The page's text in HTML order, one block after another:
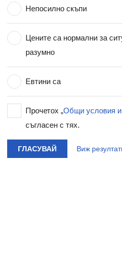
Непосилно скъпи
Цените са нормални за
разумно
Евтини са
Прочетох „Общи условия
съгласен с тях.
ГЛАСУВАЙ Виж